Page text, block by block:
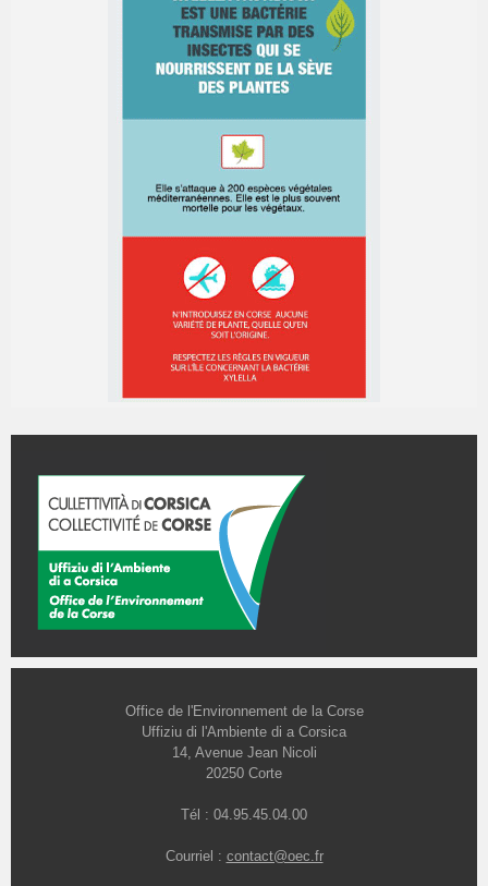
Office de l'Environnement de la Corse
Uffiziu di l'Ambiente di a Corsica
14, Avenue Jean Nicoli
20250 Corte
Tél : 04.95.45.04.00
Courriel : contact@oec.fr